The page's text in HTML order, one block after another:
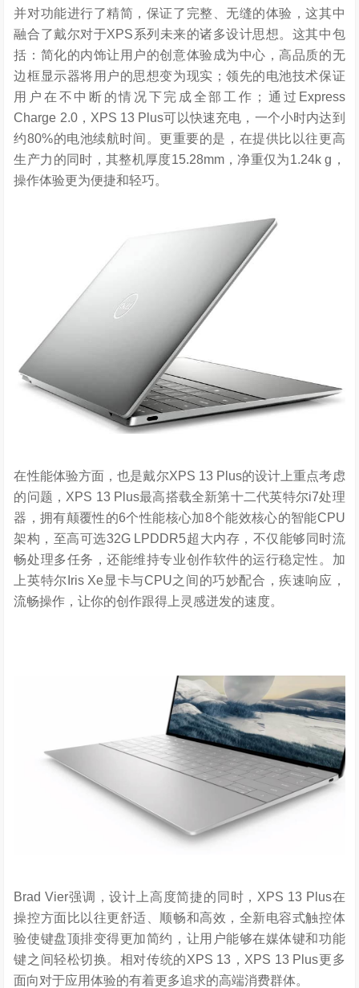
并对功能进行了精简，保证了完整、无缝的体验，这其中
融合了戴尔对于XPS系列未来的诸多设计思想。这其中包
括：简化的内饰让用户的创意体验成为中心，高品质的无
边框显示器将用户的思想变为现实；领先的电池技术保证
用户在不中断的情况下完成全部工作；通过Express
Charge 2.0，XPS 13 Plus可以快速充电，一个小时内达到
约80%的电池续航时间。更重要的是，在提供比以往更高
生产力的同时，其整机厚度15.28mm，净重仅为1.24k g，
操作体验更为便捷和轻巧。
在性能体验方面，也是戴尔XPS 13 Plus的设计上重点考虑
的问题，XPS 13 Plus最高搭载全新第十二代英特尔i7处理
器，拥有颠覆性的6个性能核心加8个能效核心的智能CPU
架构，至高可选32G LPDDR5超大内存，不仅能够同时流
畅处理多任务，还能维持专业创作软件的运行稳定性。加
上英特尔Iris Xe显卡与CPU之间的巧妙配合，疾速响应，
流畅操作，让你的创作跟得上灵感迸发的速度。
Brad Vier强调，设计上高度简捷的同时，XPS 13 Plus在
操控方面比以往更舒适、顺畅和高效，全新电容式触控体
验使键盘顶排变得更加简约，让用户能够在媒体键和功能
键之间轻松切换。相对传统的XPS 13，XPS 13 Plus更多
面向对于应用体验的有着更多追求的高端消费群体。